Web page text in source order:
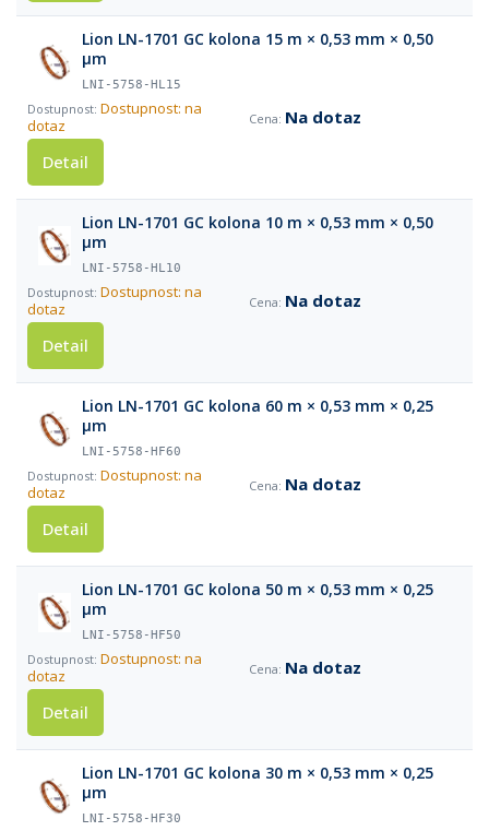
Lion LN-1701 GC kolona 15 m × 0,53 mm × 0,50
µm
LNI-5758-HL15
Dostupnost: na
dotaz
Na dotaz
Detail
Lion LN-1701 GC kolona 10 m × 0,53 mm × 0,50
µm
LNI-5758-HL10
Dostupnost: na
dotaz
Na dotaz
Detail
Lion LN-1701 GC kolona 60 m × 0,53 mm × 0,25
µm
LNI-5758-HF60
Dostupnost: na
dotaz
Na dotaz
Detail
Lion LN-1701 GC kolona 50 m × 0,53 mm × 0,25
µm
LNI-5758-HF50
Dostupnost: na
dotaz
Na dotaz
Detail
Lion LN-1701 GC kolona 30 m × 0,53 mm × 0,25
µm
LNI-5758-HF30